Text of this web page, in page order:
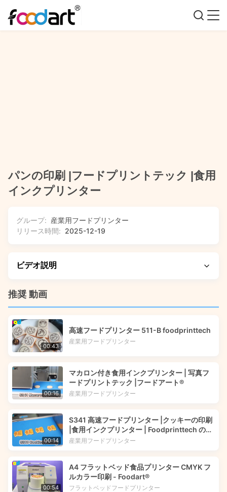
パンの印刷 |フードプリントテック |食用
インクプリンター
グループ: 産業用フードプリンター
リリース時間: 2025-12-19
ビデオ説明
段階的な操作を観察し、実際の使用例を確認してください。
る方法を示します。実際の印刷プロセスを見て、食用インク
印刷の背後にある技術について学び、企業がこの革新的なソ
リューションをブランディング、パーソナライゼーション、
かを発見します。
推奨 動画
00:43
高速フードプリンター 511-B foodprinttech
産業用フードプリンター
00:16
マカロン付き食用インクプリンター | 写真フ
ードプリントテック |フードアート®
産業用フードプリンター
00:14
S341 高速フードプリンター |クッキーの印刷
|食用インクプリンター | Foodprinttech の
Foodart®
産業用フードプリンター
00:54
A4 フラットベッド食品プリンター CMYK フ
ルカラー印刷 - Foodart®
フラットベッドフードプリンター